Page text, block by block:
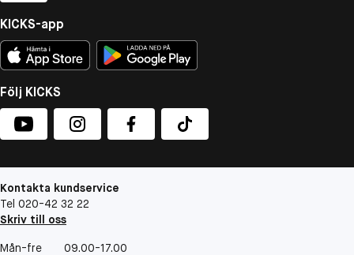
KICKS-app
Följ KICKS
Kontakta kundservice
Tel 020-42 32 22
Skriv till oss
Mån-fre
09.00-17.00